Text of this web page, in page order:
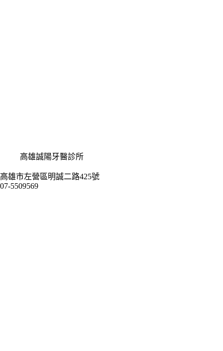
高雄誠陽牙醫診所
高雄市左營區明誠二路425號
07-5509569